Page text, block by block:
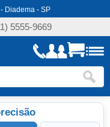
Diadema - SP
5555-9669